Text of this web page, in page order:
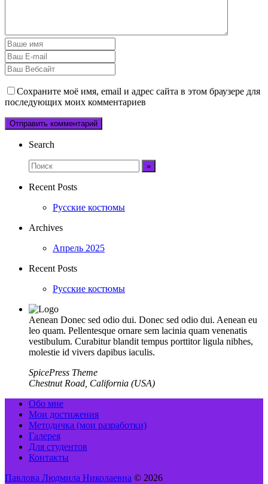
Сохраните моё имя, email и адрес сайта в этом браузере для
последующих моих комментариев
Search
Recent Posts
Русские костюмы
Archives
Апрель 2025
Recent Posts
Русские костюмы
Aenean Donec sed odio dui. Donec sed odio dui. Aenean eu
leo quam. Pellentesque ornare sem lacinia quam venenatis
vestibulum. Curabitur blandit tempus porttitor ligula nibhes,
molestie id vivers dapibus iaculis.
SpicePress Theme
Chestnut Road, California (USA)
Обо мне
Мои достижения
Методичка (мои разработки)
Галерея
Для студентов
Контакты
Павлова Людмила Николаевна © 2026